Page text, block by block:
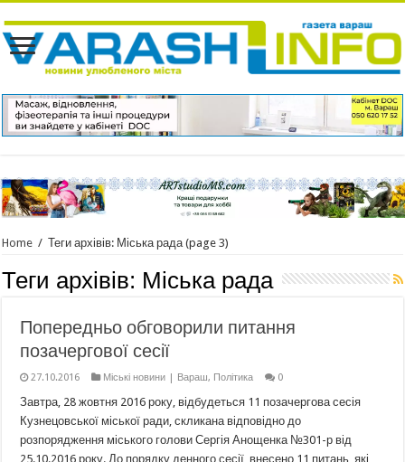
Home / Теги архівів: Міська рада(page 3)
Теги архівів: Міська рада
Попередньо обговорили питання
позачергової сесії
27.10.2016 Міські новини | Вараш, Політика 0
Завтра, 28 жовтня 2016 року, відбудеться 11 позачергова сесія
Кузнецовської міської ради, скликана відповідно до
розпорядження міського голови Сергія Анощенка №301-р від
25.10.2016 року. До порядку денного сесії внесено 11 питань, які